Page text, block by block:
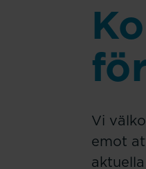
Vi
emot